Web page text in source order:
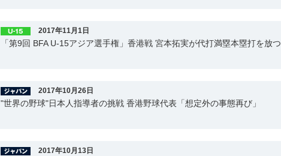
2017年11月1日
「第9回 BFA U-15アジア選手権」香港戦 宮本拓実が代打満塁本塁打を放つ
2017年10月26日
"世界の野球"日本人指導者の挑戦 香港野球代表「想定外の事態再び」
2017年10月13日